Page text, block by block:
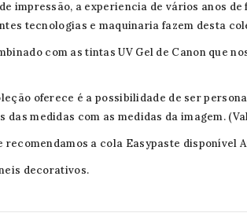
impressão, a experiencia de vários anos
tecnologias e maquinaria fazem desta
com as tintas UV Gel de Canon que
oferece é a possibilidade de ser
das medidas com as medidas da imagem.
recomendamos a cola Easypaste disponível
decorativos.